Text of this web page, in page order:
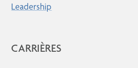
Leadership
CARRIÈRES